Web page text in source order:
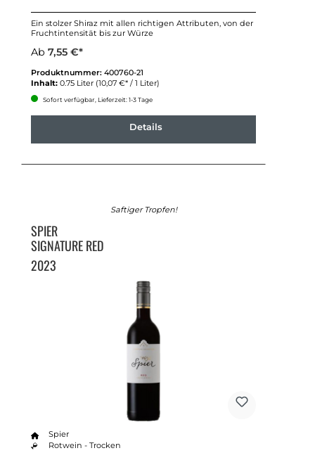
Ein stolzer Shiraz mit allen richtigen Attributen, von der
Fruchtintensität bis zur Würze
Ab 7,55 €*
Produktnummer: 400760-21
Inhalt: 0.75 Liter (10,07 €* / 1 Liter)
Sofort verfügbar, Lieferzeit: 1-3 Tage
Details
Saftiger Tropfen!
SPIER
SIGNATURE RED
2023
Spier
Rotwein - Trocken